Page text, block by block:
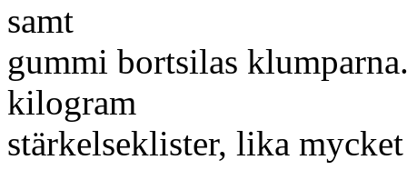
samt
gummi bortsilas
kilogram
stärkelseklister, lika